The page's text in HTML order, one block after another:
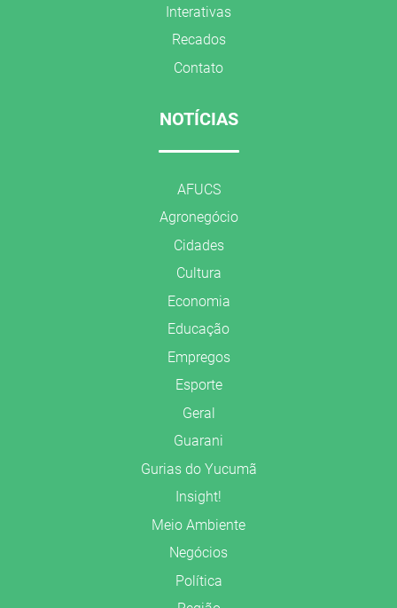
Interativas
Recados
Contato
NOTÍCIAS
AFUCS
Agronegócio
Cidades
Cultura
Economia
Educação
Empregos
Esporte
Geral
Guarani
Gurias do Yucumã
Insight!
Meio Ambiente
Negócios
Política